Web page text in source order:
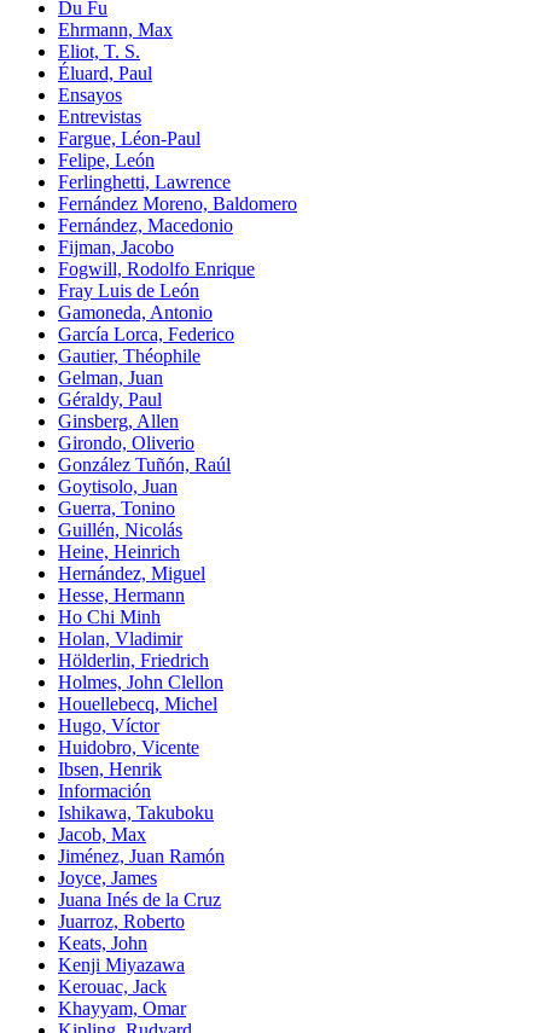
Du Fu
Ehrmann, Max
Eliot, T. S.
Éluard, Paul
Ensayos
Entrevistas
Fargue, Léon-Paul
Felipe, León
Ferlinghetti, Lawrence
Fernández Moreno, Baldomero
Fernández, Macedonio
Fijman, Jacobo
Fogwill, Rodolfo Enrique
Fray Luis de León
Gamoneda, Antonio
García Lorca, Federico
Gautier, Théophile
Gelman, Juan
Géraldy, Paul
Ginsberg, Allen
Girondo, Oliverio
González Tuñón, Raúl
Goytisolo, Juan
Guerra, Tonino
Guillén, Nicolás
Heine, Heinrich
Hernández, Miguel
Hesse, Hermann
Ho Chi Minh
Holan, Vladimir
Hölderlin, Friedrich
Holmes, John Clellon
Houellebecq, Michel
Hugo, Víctor
Huidobro, Vicente
Ibsen, Henrik
Información
Ishikawa, Takuboku
Jacob, Max
Jiménez, Juan Ramón
Joyce, James
Juana Inés de la Cruz
Juarroz, Roberto
Keats, John
Kenji Miyazawa
Kerouac, Jack
Khayyam, Omar